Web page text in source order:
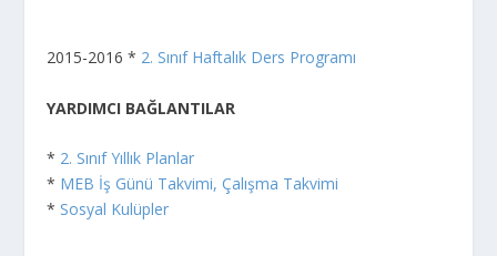
2015-2016 * 2. Sınıf Haftalık Ders Programı
YARDIMCI BAĞLANTILAR
* 2. Sınıf Yıllık Planlar
* MEB İş Günü Takvimi, Çalışma Takvimi
* Sosyal Kulüpler